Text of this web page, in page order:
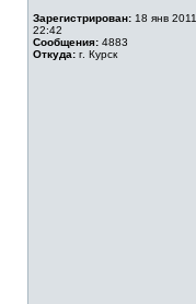
Зарегистрирован: 18 янв 2011
22:42
Сообщения: 4883
Откуда: г. Курск